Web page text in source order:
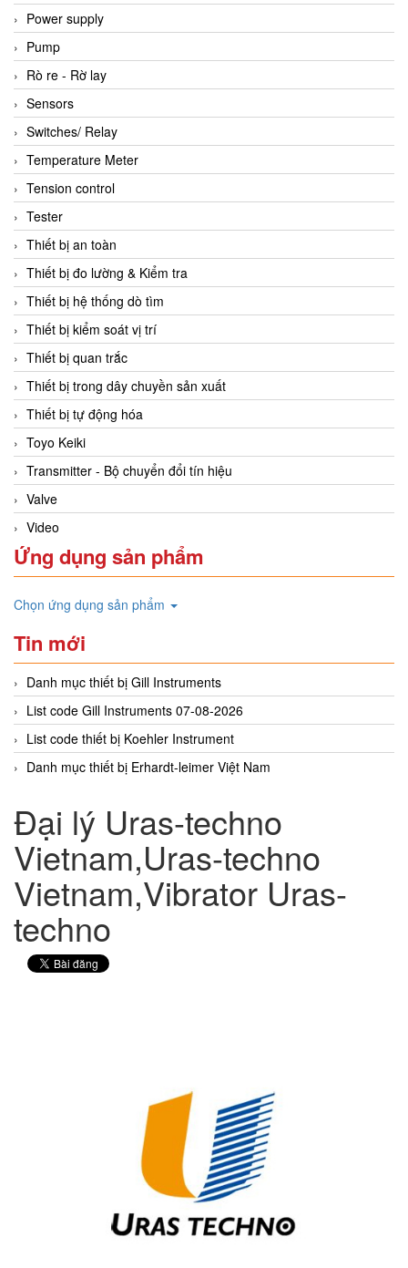
Power supply
Pump
Rò re - Rờ lay
Sensors
Switches/ Relay
Temperature Meter
Tension control
Tester
Thiết bị an toàn
Thiết bị đo lường & Kiểm tra
Thiết bị hệ thống dò tìm
Thiết bị kiểm soát vị trí
Thiết bị quan trắc
Thiết bị trong dây chuyền sản xuất
Thiết bị tự động hóa
Toyo Keiki
Transmitter - Bộ chuyển đổi tín hiệu
Valve
Video
Ứng dụng sản phẩm
Chọn ứng dụng sản phẩm
Tin mới
Danh mục thiết bị Gill Instruments
List code Gill Instruments 07-08-2026
List code thiết bị Koehler Instrument
Danh mục thiết bị Erhardt-leimer Việt Nam
Đại lý Uras-techno
Vietnam,Uras-techno
Vietnam,Vibrator Uras-
techno